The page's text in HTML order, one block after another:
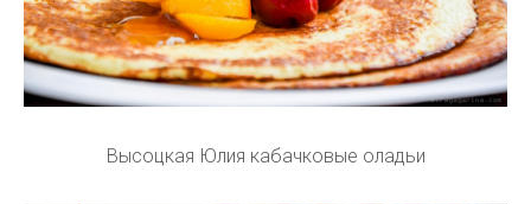
Высоцкая Юлия кабачковые оладьи